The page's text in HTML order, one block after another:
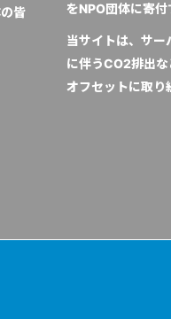
皆
をNPO団体に寄付
当サイトは、サー
に伴うCO2排出な
オフセットに取り